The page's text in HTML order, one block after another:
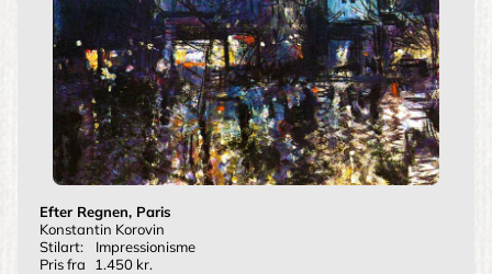
Efter Regnen, Paris
Konstantin Korovin
Stilart:
Impressionisme
Pris fra
1.450 kr.